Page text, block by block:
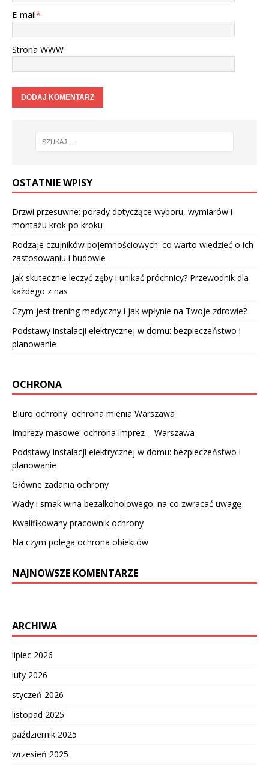
E-mail*
Strona WWW
OSTATNIE WPISY
Drzwi przesuwne: porady dotyczące wyboru, wymiarów i
montażu krok po kroku
Rodzaje czujników pojemnościowych: co warto wiedzieć o ich
zastosowaniu i budowie
Jak skutecznie leczyć zęby i unikać próchnicy? Przewodnik dla
każdego z nas
Czym jest trening medyczny i jak wpłynie na Twoje zdrowie?
Podstawy instalacji elektrycznej w domu: bezpieczeństwo i
planowanie
OCHRONA
Biuro ochrony: ochrona mienia Warszawa
Imprezy masowe: ochrona imprez – Warszawa
Podstawy instalacji elektrycznej w domu: bezpieczeństwo i
planowanie
Główne zadania ochrony
Wady i smak wina bezalkoholowego: na co zwracać uwagę
Kwalifikowany pracownik ochrony
Na czym polega ochrona obiektów
NAJNOWSZE KOMENTARZE
ARCHIWA
lipiec 2026
luty 2026
styczeń 2026
listopad 2025
październik 2025
wrzesień 2025